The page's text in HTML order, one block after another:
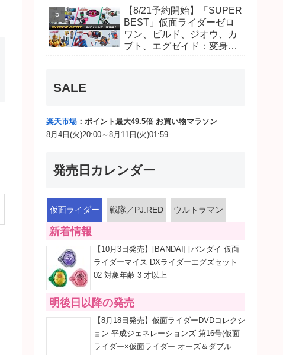
(エタニティver.)」「ユカイ
ダーエモルギー」ほか豪華
特典付き！
【8/21予約開始】「SUPER
BEST」仮面ライダーゼロ
ワン、ビルド、ジオウ、カ
ブト、エグゼイド：変身ベ
SALE
楽天市場 ：ポイント最大49.5倍 お買い物マラソン
8月4日(火)20:00～8月11日(火)01:59
発売日カレンダー
仮面ライダー 戦隊／PJ.RED ウルトラマン
新着情報
【10月3日発売】[BANDAI] [バンダイ 仮面
ライダーマイス DXライダーエグズセット
02 対象年齢 3 才以上
明後日以降の発売
【8月18日発売】仮面ライダーDVDコレクシ
ョン 平成ジェネレーションズ 第16号(仮面
ライダー×仮面ライダー オーズ＆ダブル